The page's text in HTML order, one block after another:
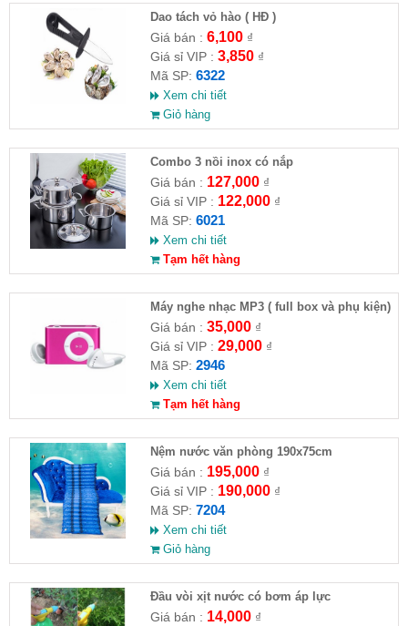
Dao tách vỏ hào ( HĐ )
Giá bán : 6,100₫
Giá sỉ VIP : 3,850₫
Mã SP: 6322
Xem chi tiết
Giỏ hàng
Combo 3 nồi inox có nắp
Giá bán : 127,000₫
Giá sỉ VIP : 122,000₫
Mã SP: 6021
Xem chi tiết
Tạm hết hàng
Máy nghe nhạc MP3 ( full box và phụ kiện)
Giá bán : 35,000₫
Giá sỉ VIP : 29,000₫
Mã SP: 2946
Xem chi tiết
Tạm hết hàng
Nệm nước văn phòng 190x75cm
Giá bán : 195,000₫
Giá sỉ VIP : 190,000₫
Mã SP: 7204
Xem chi tiết
Giỏ hàng
Đầu vòi xịt nước có bơm áp lực
Giá bán : 14,000₫